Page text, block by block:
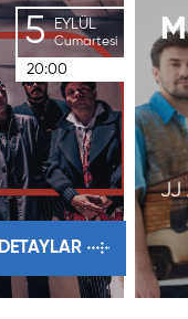
5 EYLÜL
Cumartesi
20:00
DETAYLAR
JJ